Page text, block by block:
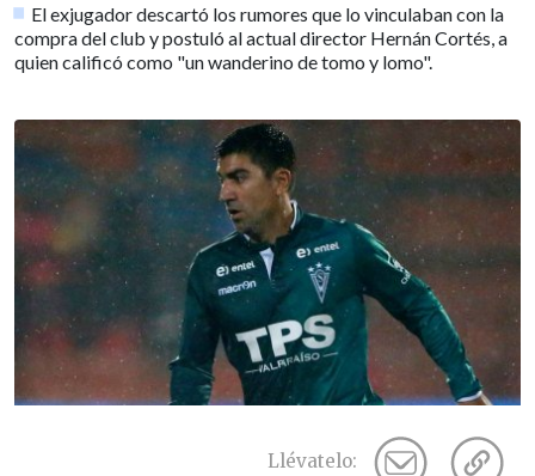
El exjugador descartó los rumores que lo vinculaban con la
compra del club y postuló al actual director Hernán Cortés, a
quien calificó como "un wanderino de tomo y lomo".
Llévatelo: